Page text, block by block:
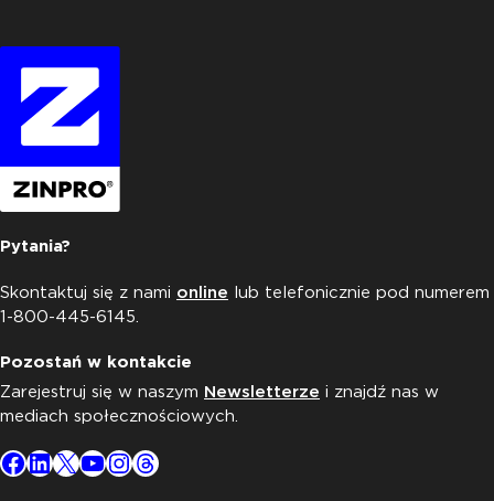
Pytania?
Skontaktuj się z nami online lub telefonicznie pod numerem
1-800-445-6145.
Pozostań w kontakcie
Zarejestruj się w naszym Newsletterze i znajdź nas w
mediach społecznościowych.
Facebook
LinkedIn
X YouTube
Instagram
Threads